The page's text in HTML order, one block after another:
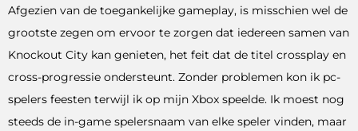
Afgezien van de toegankelijke gameplay, is misschien wel de
grootste zegen om ervoor te zorgen dat iedereen samen van
Knockout City kan genieten, het feit dat de titel crossplay en
cross-progressie ondersteunt. Zonder problemen kon ik pc-
spelers feesten terwijl ik op mijn Xbox speelde. Ik moest nog
steeds de in-game spelersnaam van elke speler vinden, maar